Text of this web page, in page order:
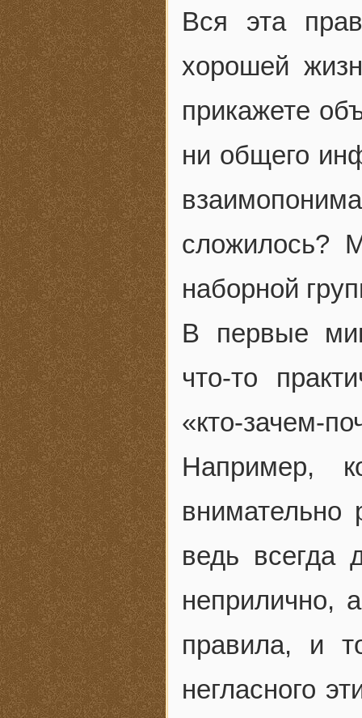
Вся эта
хорошей
прикажете
ни общего
сложилось?
наборной
В первые
что-то
«кто-
Например,
внимательно
ведь всегда
неприлично,
правила, и
негласного